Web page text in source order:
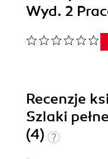
Wyd. 2
Recenzje
Szlaki
(4)